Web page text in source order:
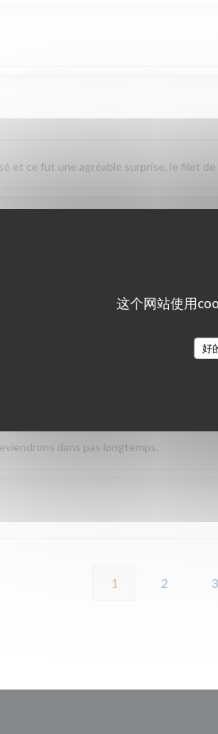
这个网站使用
好
et ce fut une agréable surprise, le filet
du client. La viande est si tendre et
dans pas longtemps.
1 2 3